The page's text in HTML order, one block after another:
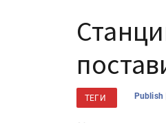
ТЕГИ Publish